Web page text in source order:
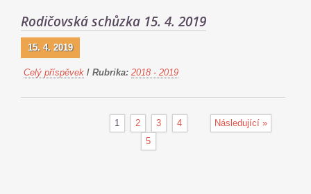
Rodičovská schůzka 15. 4. 2019
15. 4. 2019
Celý příspěvek / Rubrika: 2018 - 2019
1 2 3
4
5
Následující »